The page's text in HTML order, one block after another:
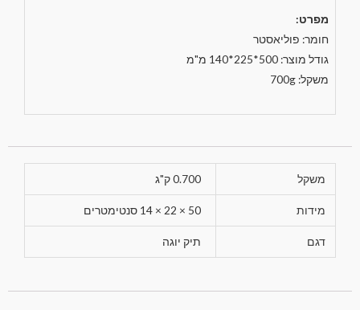
מפרט:
חומר: פוליאסטר
גודל מוצר: 500*225*140 מ"מ
משקל: 700g
משקל 0.700 ק"ג
מידות 50 × 22 × 14 סנטימטרים
דגם תיק יוגה